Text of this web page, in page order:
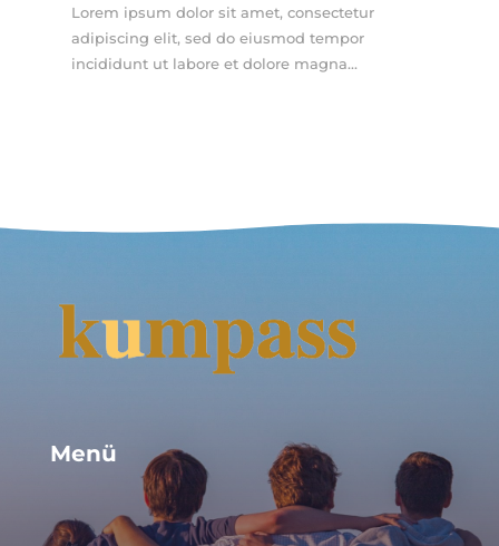
Lorem ipsum dolor sit amet, consectetur
adipiscing elit, sed do eiusmod tempor
incididunt ut labore et dolore magna...
Menü